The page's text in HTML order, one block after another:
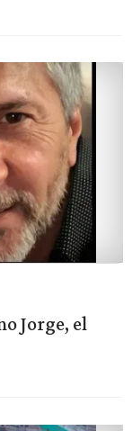
Jorge, el